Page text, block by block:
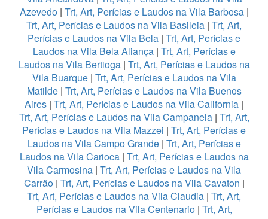
Azevedo| Trt, Art, Perícias e Laudos na Vila Barbosa|
Trt, Art, Perícias e Laudos na Vila Basileia | Trt, Art,
Perícias e Laudos na Vila Bela | Trt, Art, Perícias e
Laudos na Vila Bela Aliança| Trt, Art, Perícias e
Laudos na Vila Bertioga| Trt, Art, Perícias e Laudos na
Vila Buarque| Trt, Art, Perícias e Laudos na Vila
Matilde| Trt, Art, Perícias e Laudos na Vila Buenos
Aires | Trt, Art, Perícias e Laudos na Vila California |
Trt, Art, Perícias e Laudos na Vila Campanela| Trt, Art,
Perícias e Laudos na Vila Mazzei | Trt, Art, Perícias e
Laudos na Vila Campo Grande| Trt, Art, Perícias e
Laudos na Vila Carioca| Trt, Art, Perícias e Laudos na
Vila Carmosina | Trt, Art, Perícias e Laudos na Vila
Carrão| Trt, Art, Perícias e Laudos na Vila Cavaton |
Trt, Art, Perícias e Laudos na Vila Claudia | Trt, Art,
Perícias e Laudos na Vila Centenario| Trt, Art,